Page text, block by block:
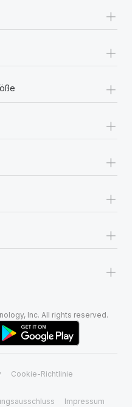
+
+
+
+
+
+
+
+
Inc. All rights reserved.
Cookie-Richtlinie
Impressum